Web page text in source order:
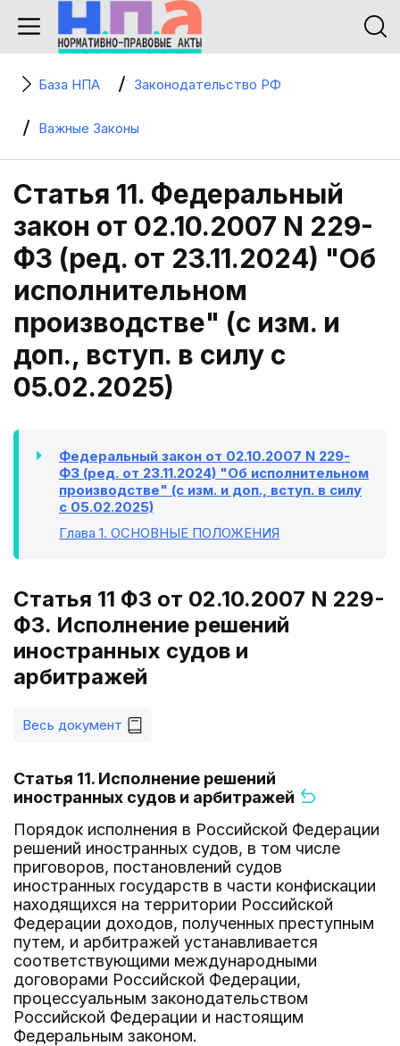
База НПА Законодательство РФ
Важные Законы
Статья 11. Федеральный
закон от 02.10.2007 N 229-
ФЗ (ред. от 23.11.2024) "Об
исполнительном
производстве" (с изм. и
доп., вступ. в силу с
05.02.2025)
Федеральный закон от 02.10.2007 N 229-
ФЗ (ред. от 23.11.2024) "Об исполнительном
производстве" (с изм. и доп., вступ. в силу
с 05.02.2025)
Глава 1. ОСНОВНЫЕ ПОЛОЖЕНИЯ
Статья 11 ФЗ от 02.10.2007 N 229-
ФЗ. Исполнение решений
иностранных судов и
арбитражей
Весь документ
Статья 11. Исполнение решений
иностранных судов и арбитражей
Порядок исполнения в Российской Федерации
решений иностранных судов, в том числе
приговоров, постановлений судов
иностранных государств в части конфискации
находящихся на территории Российской
Федерации доходов, полученных преступным
путем, и арбитражей устанавливается
соответствующими международными
договорами Российской Федерации,
процессуальным законодательством
Российской Федерации и настоящим
Федеральным законом.